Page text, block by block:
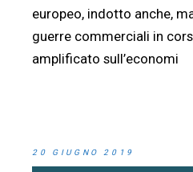
europeo, indotto anche,
guerre commerciali in
amplificato sull’economi
20 GIUGNO 2019